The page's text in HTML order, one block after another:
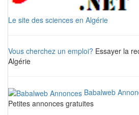
Le site des sciences en Algérie
Vous cherchez un emploi? Essayer la
Algérie
Babalweb
Petites annonces gratuites